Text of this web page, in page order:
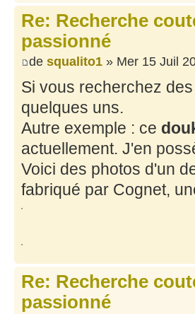
Re: Recherche
passionné
de squalito1 » Mer 15 Juil
Si vous recherchez
quelques uns.
Autre exemple : ce
actuellement. J'en
Voici des photos d'un
fabriqué par Cognet,
Re: Recherche
passionné